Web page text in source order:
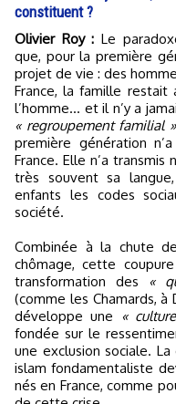
constituent ?
Olivier Roy : Le
que, pour la première
projet de vie : des
France, la famille
l’homme… et il n’y a
« regroupement familial »
première génération
France. Elle n’a
très souvent sa
enfants les codes
société.
Combinée à la chute
chômage, cette
transformation des
«
(comme les Chamards,
développe une
«
fondée sur le
une exclusion sociale.
islam fondamentaliste
nés en France, comme